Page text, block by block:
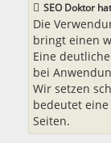
SEO Doktor
Die
bringt einen
Eine
bei
Wir setzen
bedeutet
Seiten.